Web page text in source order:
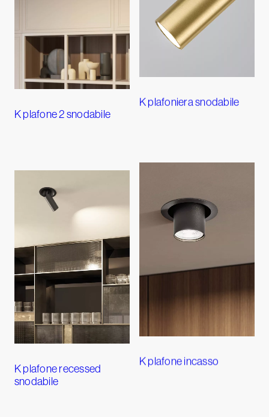
K plafone 2 snodabile
K plafoniera snodabile
K plafone recessed
snodabile
K plafone incasso